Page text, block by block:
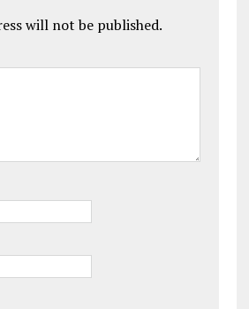
will not be published.